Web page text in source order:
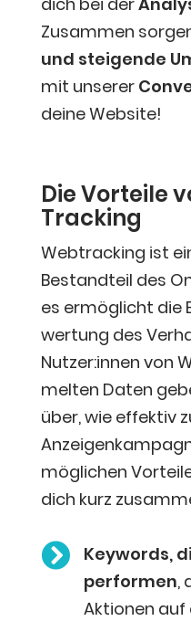
Zusam­men
und stei­gen­de
mit unse­rer
dei­ne Website!
Die Vor­tei­le
Tracking
Web­track­ing ist
Bestand­teil des
es ermög­licht die
wer­tung des
Nutzer:innen von
mel­ten Daten
über, wie effek­tiv
mög­li­chen
dich kurz

Key­words,
per­for­men,
Aktio­nen